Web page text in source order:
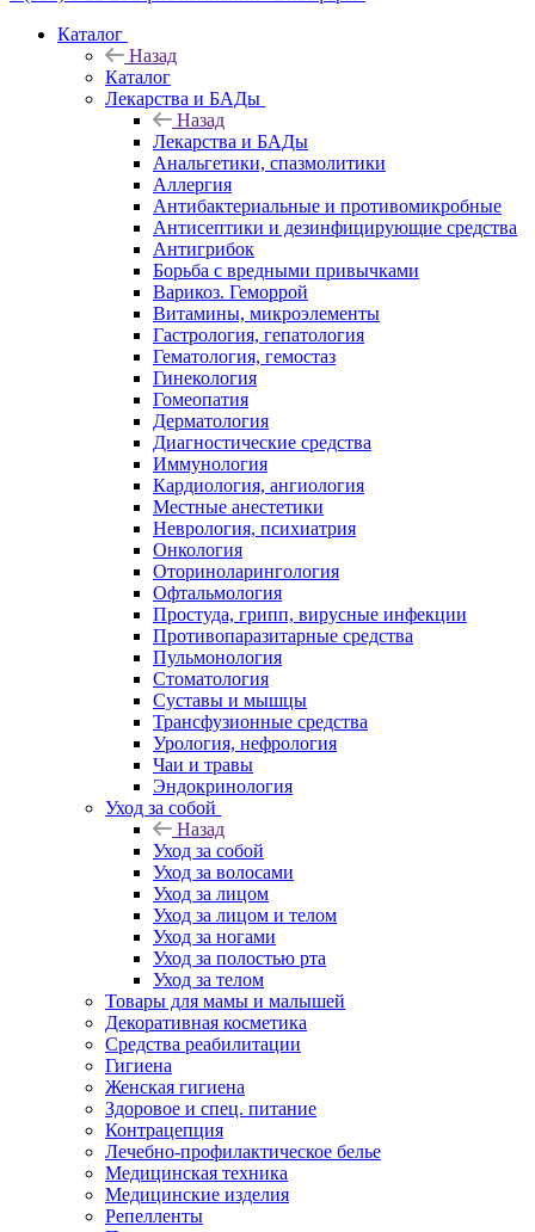
Каталог
Назад
Каталог
Лекарства и БАДы
Назад
Лекарства и БАДы
Анальгетики, спазмолитики
Аллергия
Антибактериальные и противомикробные
Антисептики и дезинфицирующие средства
Антигрибок
Борьба с вредными привычками
Варикоз. Геморрой
Витамины, микроэлементы
Гастрология, гепатология
Гематология, гемостаз
Гинекология
Гомеопатия
Дерматология
Диагностические средства
Иммунология
Кардиология, ангиология
Местные анестетики
Неврология, психиатрия
Онкология
Оториноларингология
Офтальмология
Простуда, грипп, вирусные инфекции
Противопаразитарные средства
Пульмонология
Стоматология
Суставы и мышцы
Трансфузионные средства
Урология, нефрология
Чаи и травы
Эндокринология
Уход за собой
Назад
Уход за собой
Уход за волосами
Уход за лицом
Уход за лицом и телом
Уход за ногами
Уход за полостью рта
Уход за телом
Товары для мамы и малышей
Декоративная косметика
Средства реабилитации
Гигиена
Женская гигиена
Здоровое и спец. питание
Контрацепция
Лечебно-профилактическое белье
Медицинская техника
Медицинские изделия
Репелленты